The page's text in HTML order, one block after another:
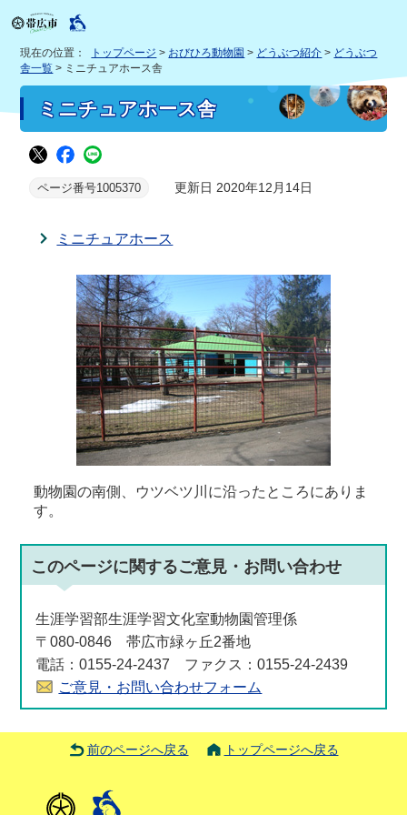
現在の位置： トップページ > おびひろ動物園 > どうぶつ紹介 > どうぶつ
舎一覧 > ミニチュアホース舎
ミニチュアホース舎
ページ番号1005370 更新日 2020年12月14日
ミニチュアホース
動物園の南側、ウツベツ川に沿ったところにありま
す。
このページに関するご意見・お問い合わせ
生涯学習部生涯学習文化室動物園管理係
〒080-0846 帯広市緑ヶ丘2番地
電話：0155-24-2437 ファクス：0155-24-2439
ご意見・お問い合わせフォーム
前のページへ戻る トップページへ戻る